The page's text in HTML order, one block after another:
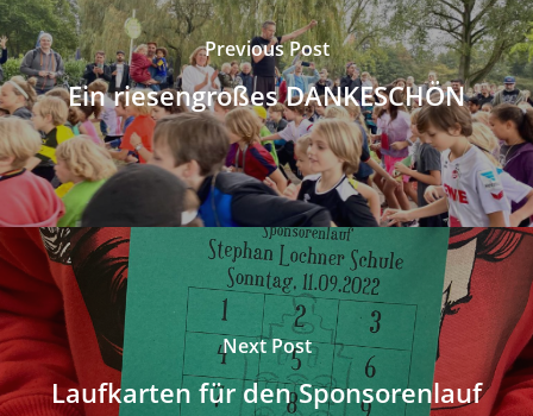
Previous Post
Ein riesengroßes DANKESCHÖN
Next Post
Laufkarten für den Sponsorenlauf